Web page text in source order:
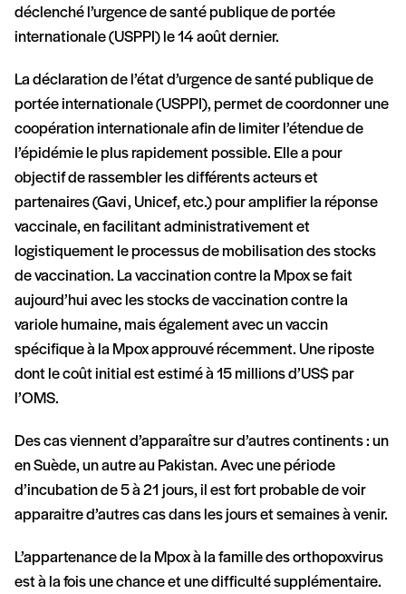
déclenché l’urgence de santé publique de portée
internationale (USPPI) le 14 août dernier.
La déclaration de l’état d’urgence de santé publique de
portée internationale (USPPI), permet de coordonner une
coopération internationale afin de limiter l’étendue de
l’épidémie le plus rapidement possible. Elle a pour
objectif de rassembler les différents acteurs et
partenaires (Gavi, Unicef, etc.) pour amplifier la réponse
vaccinale, en facilitant administrativement et
logistiquement le processus de mobilisation des stocks
de vaccination. La vaccination contre la Mpox se fait
aujourd’hui avec les stocks de vaccination contre la
variole humaine, mais également avec un vaccin
spécifique à la Mpox approuvé récemment. Une riposte
dont le coût initial est estimé à 15 millions d’US$ par
l’OMS.
Des cas viennent d’apparaître sur d’autres continents : un
en Suède, un autre au Pakistan. Avec une période
d’incubation de 5 à 21 jours, il est fort probable de voir
apparaitre d’autres cas dans les jours et semaines à venir.
L’appartenance de la Mpox à la famille des orthopoxvirus
est à la fois une chance et une difficulté supplémentaire.